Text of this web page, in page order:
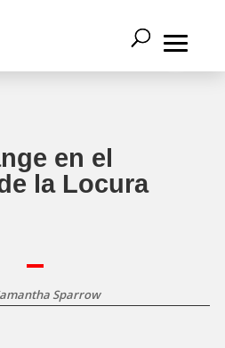
en el
la Locura
Sparrow